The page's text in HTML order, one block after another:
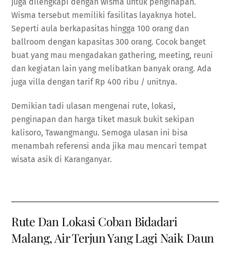
Wisma tersebut memiliki fasilitas layaknya hotel.
Seperti aula berkapasitas hingga 100 orang dan
ballroom dengan kapasitas 300 orang. Cocok banget
buat yang mau mengadakan gathering, meeting, reuni
dan kegiatan lain yang melibatkan banyak orang. Ada
juga villa dengan tarif Rp 400 ribu / unitnya.
Demikian tadi ulasan mengenai rute, lokasi,
penginapan dan harga tiket masuk bukit sekipan
kalisoro, Tawangmangu. Semoga ulasan ini bisa
menambah referensi anda jika mau mencari tempat
wisata asik di Karanganyar.
Rute Dan Lokasi Coban Bidadari
Malang, Air Terjun Yang Lagi Naik Daun